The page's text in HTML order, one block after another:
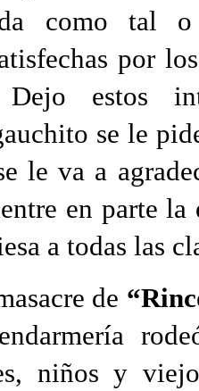
como tal o
por
estos
se le
le va a
en parte
a todas las
de
niños y